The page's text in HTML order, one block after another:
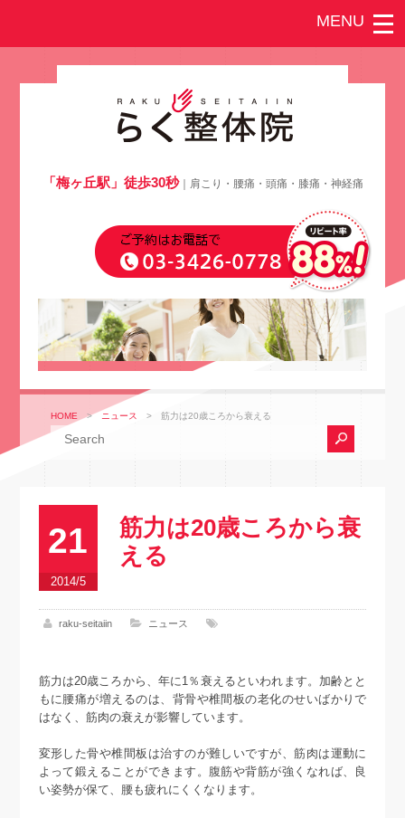
「梅ヶ丘駅」徒歩30秒｜肩こり・腰痛・頭痛・膝痛・神経痛
HOME > ニュース >筋力は20歳ころから衰える
21
2014/5
筋力は20歳ころから衰
える
raku-seitaiin ニュース
筋力は20歳ころから、年に1％衰えるといわれます。加齢とと
もに腰痛が増えるのは、背骨や椎間板の老化のせいばかりで
はなく、筋肉の衰えが影響しています。
変形した骨や椎間板は治すのが難しいですが、筋肉は運動に
よって鍛えることができます。腹筋や背筋が強くなれば、良
い姿勢が保て、腰も疲れにくくなります。